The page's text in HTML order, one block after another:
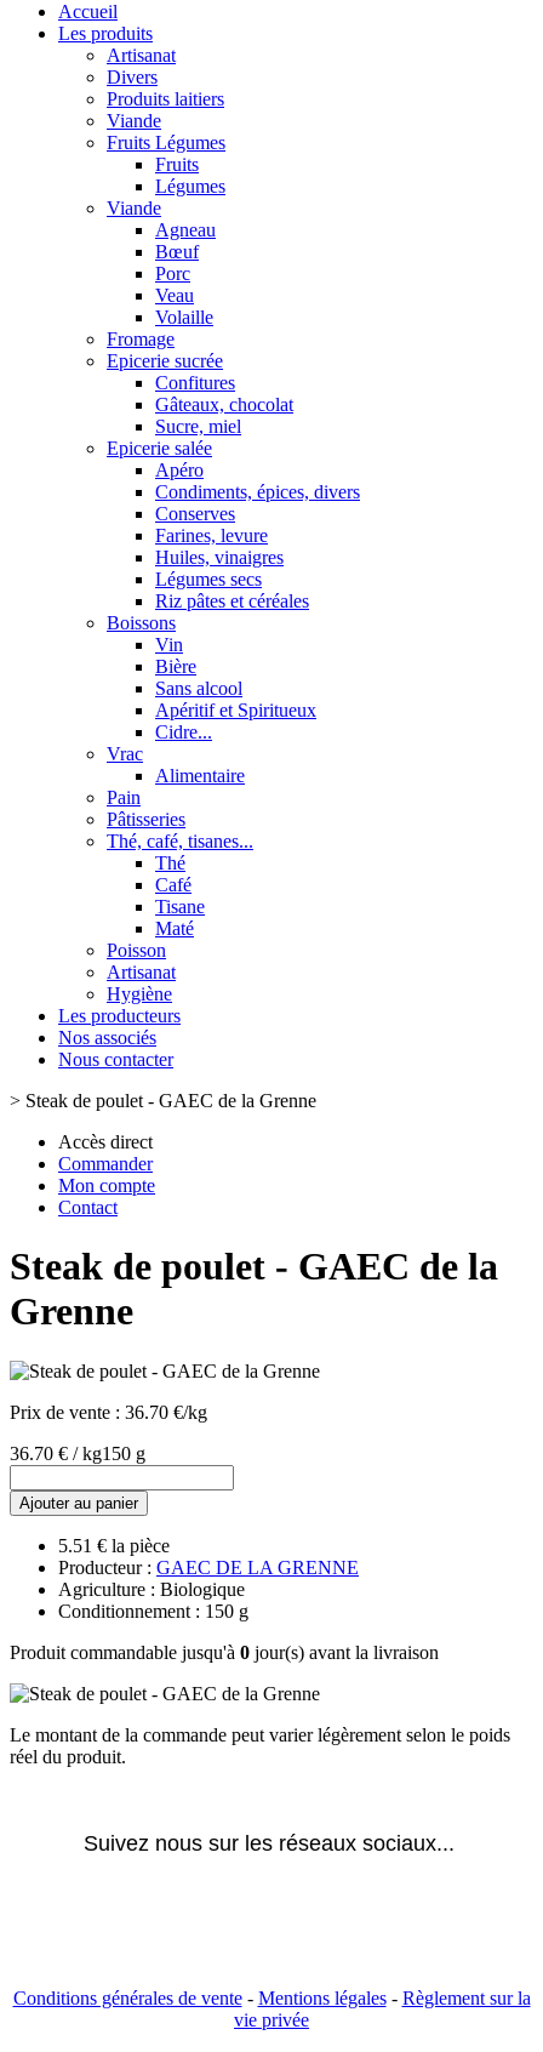
Accueil
Les produits
Artisanat
Divers
Produits laitiers
Viande
Fruits Légumes
Fruits
Légumes
Viande
Agneau
Bœuf
Porc
Veau
Volaille
Fromage
Epicerie sucrée
Confitures
Gâteaux, chocolat
Sucre, miel
Epicerie salée
Apéro
Condiments, épices, divers
Conserves
Farines, levure
Huiles, vinaigres
Légumes secs
Riz pâtes et céréales
Boissons
Vin
Bière
Sans alcool
Apéritif et Spiritueux
Cidre...
Vrac
Alimentaire
Pain
Pâtisseries
Thé, café, tisanes...
Thé
Café
Tisane
Maté
Poisson
Artisanat
Hygiène
Les producteurs
Nos associés
Nous contacter
> Steak de poulet - GAEC de la Grenne
Accès direct
Commander
Mon compte
Contact
Steak de poulet - GAEC de la
Grenne
Prix de vente : 36.70 €/kg
36.70 € / kg150 g
Ajouter au panier
5.51 € la pièce
Producteur : GAEC DE LA GRENNE
Agriculture : Biologique
Conditionnement : 150 g
Produit commandable jusqu'à 0 jour(s) avant la livraison
Le montant de la commande peut varier légèrement selon le poids
réel du produit.
Suivez nous sur les réseaux sociaux...
Conditions générales de vente- Mentions légales- Règlement sur la
vie privée